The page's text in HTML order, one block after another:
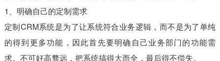
1、明确自己的定制需求
定制CRM系统是为了让系统符合业务逻辑，而不是为了单纯
的得到更多功能，因此首先要明确自己业务部门的功能需
求。不可好高骛远，把系统搞得大而全，最后得不偿失。